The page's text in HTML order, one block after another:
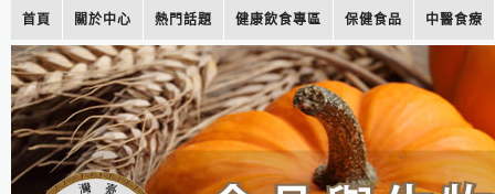
首頁 關於中心 熱門話題 健康飲食專區 保健食品 中醫食療